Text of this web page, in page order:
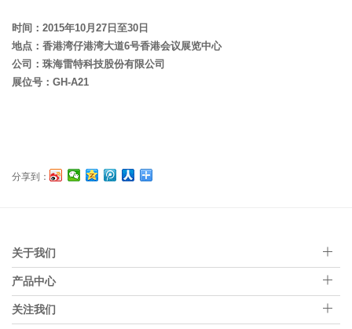
时间：2015年10月27日至30日
地点：香港湾仔港湾大道6号香港会议展览中心
公司：珠海雷特科技股份有限公司
展位号：GH-A21
分享到：
关于我们
产品中心
关注我们